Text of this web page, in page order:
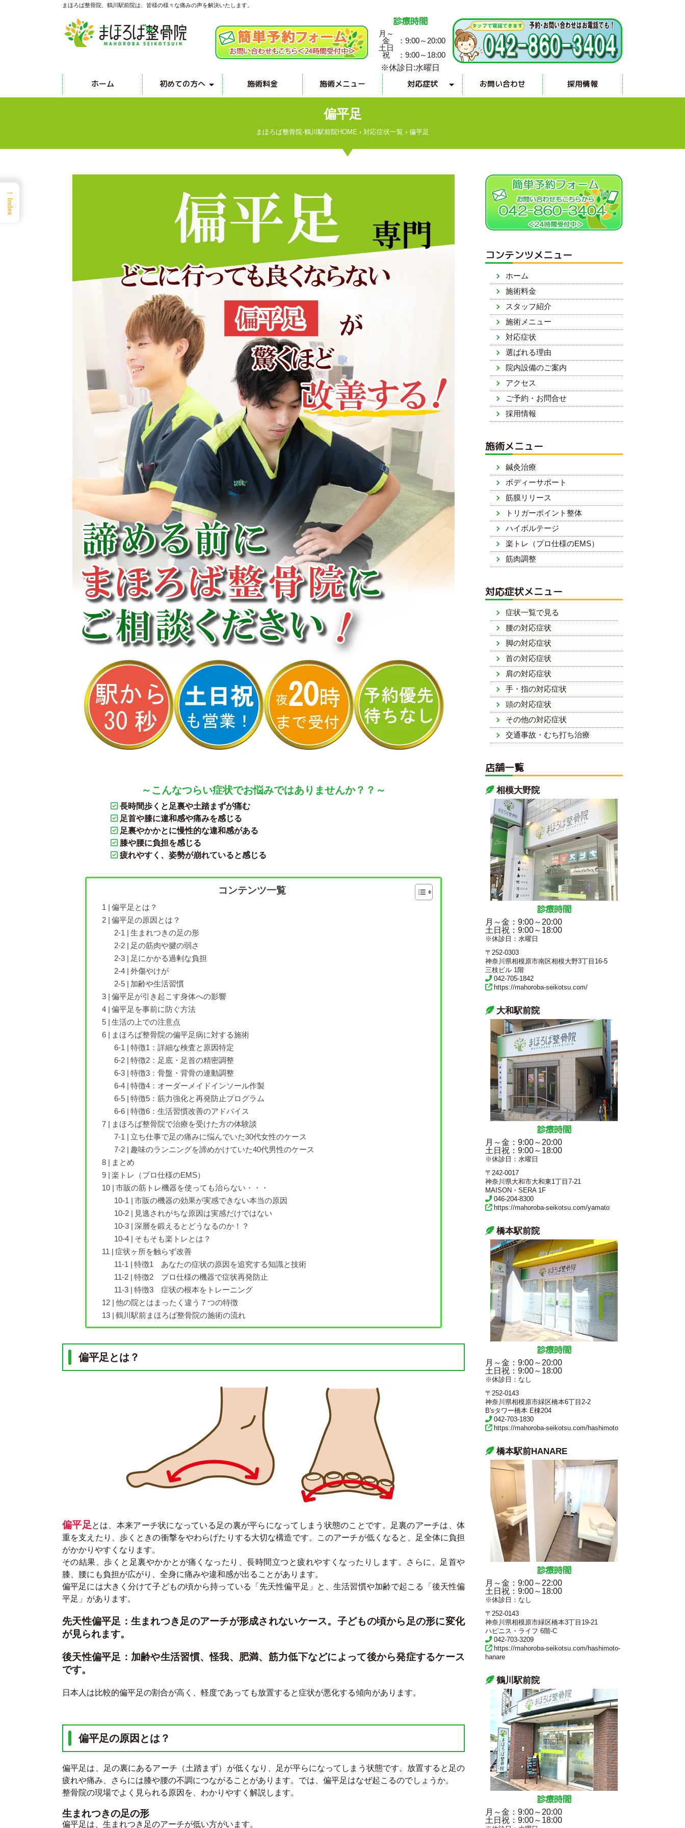
まほろば整骨院、鶴川駅前院は、皆様の様々な痛みの声を解決いたします。
診療時間
月～
金
：9:00～20:00
土日
祝
：9:00～18:00
※休診日:水曜日
ホーム
初めての方へ
施術料金 施術メニュー
対応症状
お問い合わせ 採用情報
偏平足
まほろば整骨院-鶴川駅前院HOME › 対応症状一覧 › 偏平足
コンテンツメニュー
ホーム
施術料金
スタッフ紹介
施術メニュー
対応症状
選ばれる理由
院内設備のご案内
アクセス
ご予約・お問合せ
採用情報
施術メニュー
鍼灸治療
ボディーサポート
筋膜リリース
トリガーポイント整体
ハイボルテージ
楽トレ（プロ仕様のEMS）
筋肉調整
対応症状メニュー
症状一覧で見る
腰の対応症状
脚の対応症状
首の対応症状
肩の対応症状
手・指の対応症状
頭の対応症状
その他の対応症状
交通事故・むち打ち治療
店舗一覧
相模大野院
診療時間
月～金 ：9:00～20:00
土日祝 ：9:00～18:00
※休診日：水曜日
〒252-0303
神奈川県相模原市南区相模大野3丁目16-5
三枝ビル 1階
042-705-1842
https://mahoroba-seikotsu.com/
大和駅前院
診療時間
月～金 ：9:00～20:00
土日祝 ：9:00～18:00
※休診日：水曜日
〒242-0017
神奈川県大和市大和東1丁目7-21
MAISON・SERA 1F
046-204-8300
https://mahoroba-seikotsu.com/yamato
橋本駅前院
診療時間
月～金 ：9:00～20:00
土日祝 ：9:00～18:00
※休診日：なし
〒252-0143
神奈川県相模原市緑区橋本6丁目2-2
B'sタワー橋本 E棟204
042-703-1830
https://mahoroba-seikotsu.com/hashimoto
橋本駅前HANARE
診療時間
月～金 ：9:00～22:00
土日祝 ：9:00～18:00
※休診日：なし
〒252-0143
神奈川県相模原市緑区橋本3丁目19-21
ハピニス・ライフ 6階-C
042-703-3209
https://mahoroba-seikotsu.com/hashimoto-
hanare
鶴川駅前院
診療時間
月～金 ：9:00～20:00
土日祝 ：9:00～18:00
～こんなつらい症状でお悩みではありませんか？？～
長時間歩くと足裏や土踏まずが痛む
足首や膝に違和感や痛みを感じる
足裏やかかとに慢性的な違和感がある
膝や腰に負担を感じる
疲れやすく、姿勢が崩れていると感じる
コンテンツ一覧
偏平足とは？
偏平足の原因とは？
生まれつきの足の形
足の筋肉や腱の弱さ
足にかかる過剰な負担
外傷やけが
加齢や生活習慣
偏平足が引き起こす身体への影響
偏平足を事前に防ぐ方法
生活の上での注意点
まほろば整骨院の偏平足病に対する施術
特徴1：詳細な検査と原因特定
特徴2：足底・足首の精密調整
特徴3：骨盤・背骨の連動調整
特徴4：オーダーメイドインソール作製
特徴5：筋力強化と再発防止プログラム
特徴6：生活習慣改善のアドバイス
まほろば整骨院で治療を受けた方の体験談
立ち仕事で足の痛みに悩んでいた30代女性のケース
趣味のランニングを諦めかけていた40代男性のケース
まとめ
楽トレ（プロ仕様のEMS）
市販の筋トレ機器を使っても治らない・・・
市販の機器の効果が実感できない本当の原因
見逃されがちな原因は実感だけではない
深層を鍛えるとどうなるのか！？
そもそも楽トレとは？
症状ヶ所を触らず改善
特徴1 あなたの症状の原因を追究する知識と技術
特徴2 プロ仕様の機器で症状再発防止
特徴3 症状の根本をトレーニング
他の院とはまったく違う７つの特徴
鶴川駅前まほろば整骨院の施術の流れ
偏平足とは？
偏平足 とは、本来アーチ状になっている足の裏が平らになってしまう状態のことです。足裏のアーチは、体
重を支えたり、歩くときの衝撃をやわらげたりする大切な構造です。このアーチが低くなると、足全体に負担
がかかりやすくなります。
その結果、歩くと足裏やかかとが痛くなったり、長時間立つと疲れやすくなったりします。さらに、足首や
膝、腰にも負担が広がり、全身に痛みや違和感が出ることがあります。
偏平足には大きく分けて子どもの頃から持っている「先天性偏平足」と、生活習慣や加齢で起こる「後天性偏
平足」があります。
先天性偏平足：生まれつき足のアーチが形成されないケース。子どもの頃から足の形に変化
が見られます。
後天性偏平足：加齢や生活習慣、怪我、肥満、筋力低下などによって後から発症するケース
です。
日本人は比較的偏平足の割合が高く、軽度であっても放置すると症状が悪化する傾向があります。
偏平足の原因とは？
偏平足は、足の裏にあるアーチ（土踏まず）が低くなり、足が平らになってしまう状態です。放置すると足の
疲れや痛み、さらには膝や腰の不調につながることがあります。では、偏平足はなぜ起こるのでしょうか。
整骨院の現場でよく見られる原因を、わかりやすく解説します。
生まれつきの足の形
偏平足は、生まれつき足のアーチが低い方がいます。
→
Index